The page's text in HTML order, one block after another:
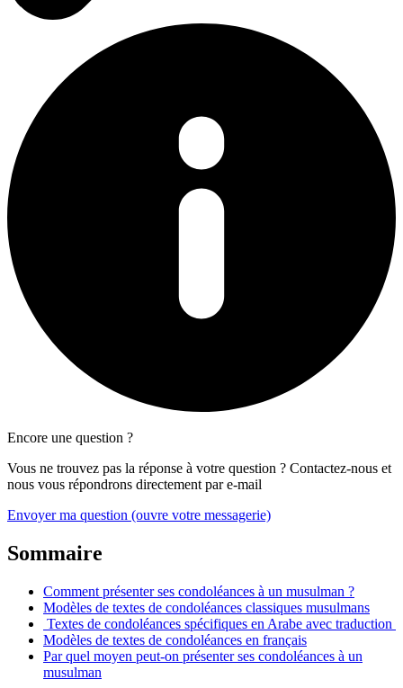
Encore une question ?
Vous ne trouvez pas la réponse à votre question ? Contactez-nous et
nous vous répondrons directement par e-mail
Envoyer ma question (ouvre votre messagerie)
Sommaire
Comment présenter ses condoléances à un musulman ?
Modèles de textes de condoléances classiques musulmans
Textes de condoléances spécifiques en Arabe avec traduction
Modèles de textes de condoléances en français
Par quel moyen peut-on présenter ses condoléances à un
musulman